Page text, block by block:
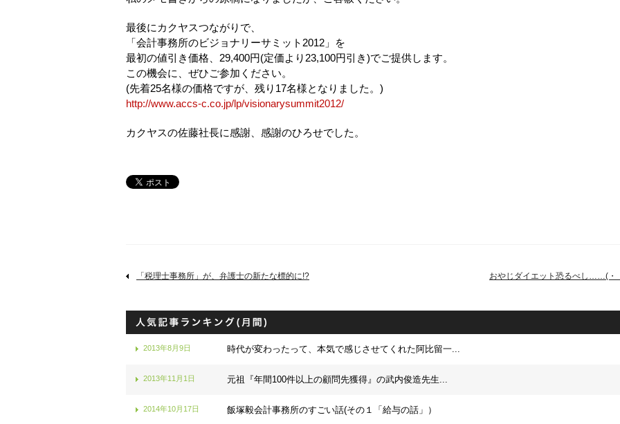
最後にカクヤスつながりで、
「会計事務所のビジョナリーサミット2012」を
最初の値引き価格、29,400円(定価より23,100円引き)でご提供します。
この機会に、ぜひご参加ください。
(先着25名様の価格ですが、残り17名様となりました。)
http://www.accs-c.co.jp/lp/visionarysummit2012/
カクヤスの佐藤社長に感謝、感謝のひろせでした。
「税理士事務所」が、弁護士の新たな標的に!? おやじダイエット恐るべし……(・
2013年8月9日 時代が変わったって、本気で感じさせてくれた阿比留一...
2013年11月1日 元祖『年間100件以上の顧問先獲得』の武内俊造先生...
2014年10月17日 飯塚毅会計事務所のすごい話(その１「給与の話」）